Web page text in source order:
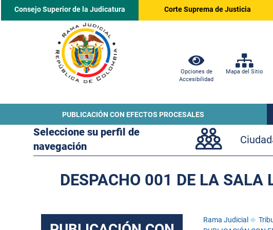
Consejo Superior de la Judicatura Corte Suprema de Justicia
Opciones de
Accesibilidad
Mapa del Sitio
PUBLICACIÓN CON EFECTOS PROCESALES
Seleccione su perfil de
navegación
DESPACHO 001 DE LA SALA
Rama Judicial